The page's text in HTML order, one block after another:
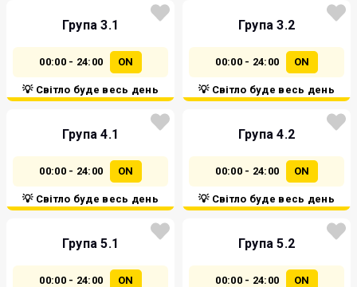
Група 3.1
00:00 - 24:00 ON
💡 Світло буде весь день
Група 3.2
00:00 - 24:00 ON
💡 Світло буде весь день
Група 4.1
00:00 - 24:00 ON
💡 Світло буде весь день
Група 4.2
00:00 - 24:00 ON
💡 Світло буде весь день
Група 5.1
00:00 - 24:00 ON
Група 5.2
00:00 - 24:00 ON